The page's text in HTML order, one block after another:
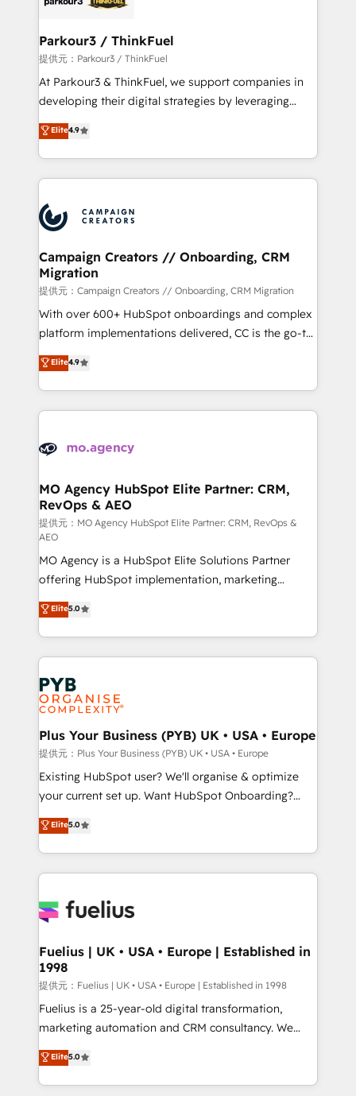
companies scale faster and smarter. 🔹 BOOMS:
Demand generation for all your buyers With BOOMS,
you invest in 100% of your buyers, accelerating your
growth and positioning yourself as an undisputed
transformation process A methodology designed to
implement HubSpot effectively and optimize your
record of business transformation, our growth-first
approach has helped brands dominate their
Parkour3 / ThinkFuel
提供元：Parkour3 / ThinkFuel
At Parkour3 & ThinkFuel, we support companies in
developing their digital strategies by leveraging
technologies and automating their marketing and
sales processes to generate growth. Our offer spans
from Strategy to Operations. We specialize in CRM
onboarding and implementation, web design, sales
extensive experience working with tech companies
and manufacturers since 2002, we are committed to
empowering our clients and developing their
autonomy. Get to grips with HubSpot through
guided implementation and seamless integration of
the CRM platform into your digital ecosystem. Would
you like support in deploying your inbound
to your needs and sales objectives. With 125+
certifications, we are part of the most certified
services are offered in both English & French.
Elite4.9
Campaign Creators // Onboarding, CRM
Migration
提供元：Campaign Creators // Onboarding, CRM Migration
With over 600+ HubSpot onboardings and complex
platform implementations delivered, CC is the go-to
Elite Solutions Partner for businesses ready to
migrate, replatform, and scale smarter. We specialize
in high-impact CRM and CMS migrations and
onboarding from platforms like Salesforce, NetSuite,
WordPress and legacy CRMs, turning fragmented
architectures that accelerate revenue operations and
performance. - Multi-object CRM migration, cleanup,
and implementation. - Pre-built and custom
integrations across your full tech stack. - Custom
object setup, CMS builds, and full-funnel automation.
- Dashboards, lifecycle campaigns, and lead
nurturing sequences. - Cross-hub setup across
Marketing, Sales, Operations, and Service Hubs. -
Ongoing optimization, managed support, and
scalable retainers. Let’s make HubSpot your most
powerful growth engine. Built to convert, scale, and
drive results.
Elite4.9
MO Agency HubSpot Elite Partner: CRM,
RevOps & AEO
提供元：MO Agency HubSpot Elite Partner: CRM, RevOps &
AEO
MO Agency is a HubSpot Elite Solutions Partner
offering HubSpot implementation, marketing
automation, CRM and RevOps consulting, data
architecture, sales enablement, lifecycle automation,
lead scoring and revenue reporting. HubSpot,
Salesforce and integrated enterprise stacks. Digital
Marketing, Answer Engine Optimisation, and
Generative Engine Optimisation (AI Search),
HubSpot Content Hub, WordPress development,
B2B SEO, paid media, and content. We work with
enterprise and growth-led companies across
technology, professional services, financial services
and industrial sectors. Offices in Johannesburg, Cape
implementations delivered. AI visibility coverage
across ChatGPT, Claude, Perplexity, Gemini and
Innovation HubSpot Impact Award - Platform
Migration Excellence HubSpot Impact Award -
professionals.
Elite5.0
Plus Your Business (PYB) UK • USA • Europe
提供元：Plus Your Business (PYB) UK • USA • Europe
Existing HubSpot user? We'll organise & optimize
your current set up. Want HubSpot Onboarding?
We'll customise your CRM & automate your business
processes. Welcome to our Profile! We can help
with... • CRM implementation, reports & workflows,
and team training • CRM migration: Salesforce,
Custom API integrations A little about us... • Boutique
for Sales Hub, Marketing Hub, Service Hub, Data
Hub and Website (CMS) • ISO/IEC 27001:2022, ISO
9001:2015 and now... ISO 42001: 2023 certified •
Exclusive AI 'GuardHub' governance framework,
based on ISO 42001 - helping you 'organise
👈 '𝗖𝗼𝗻𝘁𝗮𝗰𝘁 𝗯𝘂𝘀𝗶𝗻𝗲𝘀𝘀' button to get in touch
(𝘸𝘦'𝘳𝘦 𝘴𝘶𝘱𝘦𝘳 𝘳𝘦𝘴𝘱𝘰𝘯𝘴𝘪𝘷𝘦)
Elite5.0
Fuelius | UK • USA • Europe | Established in
1998
提供元：Fuelius | UK • USA • Europe | Established in 1998
Fuelius is a 25-year-old digital transformation,
marketing automation and CRM consultancy. We
enable mid-market and enterprise clients to
maximise their return from digital and fuel their
growth. We modernise platforms, streamline
Elite5.0